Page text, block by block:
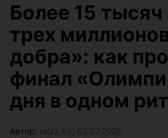
Более 15 тысяч
трех
добра»: как
финал
дня в одном
Автор: